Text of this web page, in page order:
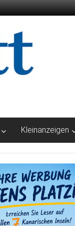
Kleinanzeigen